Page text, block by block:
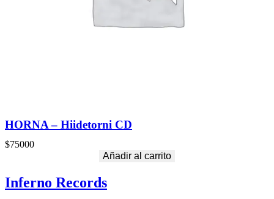
HORNA – Hiidetorni CD
$75000
Añadir al carrito
Inferno Records